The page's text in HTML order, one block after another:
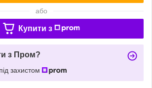
або
Купити з
з Пром?
захистом